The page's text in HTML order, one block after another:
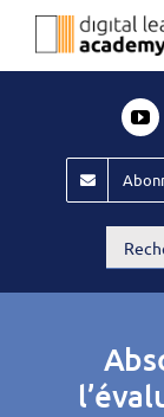
Passer
Évènements
Offres d’emploi